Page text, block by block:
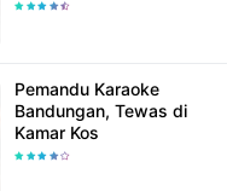
Pemandu Karaoke
Bandungan, Tewas di
Kamar Kos